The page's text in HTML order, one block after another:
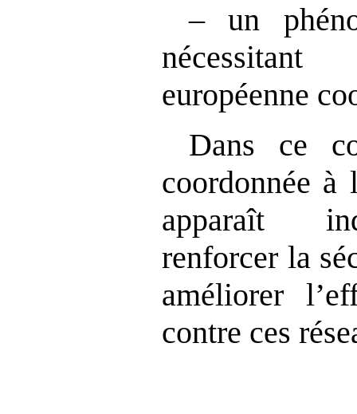
– un
européenne
Dans ce
coordonnée à
apparaît
renforcer la
améliorer
contre ces